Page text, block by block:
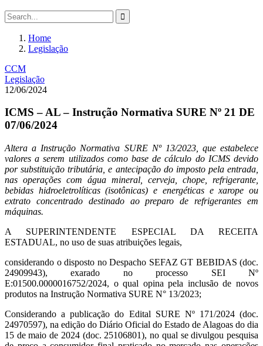
Home
Legislação
CCM
Legislação
12/06/2024
ICMS – AL – Instrução Normativa SURE Nº 21 DE
07/06/2024
Altera a Instrução Normativa SURE Nº 13/2023, que estabelece
valores a serem utilizados como base de cálculo do ICMS devido
por substituição tributária, e antecipação do imposto pela entrada,
nas operações com água mineral, cerveja, chope, refrigerante,
bebidas hidroeletrolíticas (isotônicas) e energéticas e xarope ou
extrato concentrado destinado ao preparo de refrigerantes em
máquinas.
A SUPERINTENDENTE ESPECIAL DA RECEITA
ESTADUAL, no uso de suas atribuições legais,
considerando o disposto no Despacho SEFAZ GT BEBIDAS (doc.
24909943), exarado no processo SEI Nº
E:01500.0000016752/2024, o qual opina pela inclusão de novos
produtos na Instrução Normativa SURE N° 13/2023;
Considerando a publicação do Edital SURE Nº 171/2024 (doc.
24970597), na edição do Diário Oficial do Estado de Alagoas do dia
15 de maio de 2024 (doc. 25106801), no qual se divulgou pesquisa